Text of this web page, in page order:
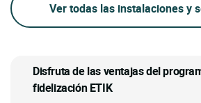
Ver todas las instalaciones y
Disfruta de las ventajas del
fidelización ETIK